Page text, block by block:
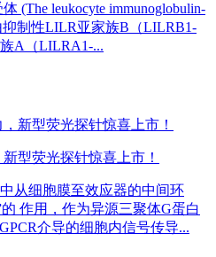
(The leukocyte immunoglobulin-
抑制性LILR亚家族B（LILRB1-
A（LILRA1-...
型荧光探针惊喜上市！
从细胞膜至效应器的中间环
作用，作为异源三聚体G蛋白
介导的细胞内信号传导...